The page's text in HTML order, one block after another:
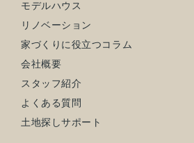
モデルハウス
リノベーション
家づくりに役立つコラム
会社概要
スタッフ紹介
よくある質問
土地探しサポート